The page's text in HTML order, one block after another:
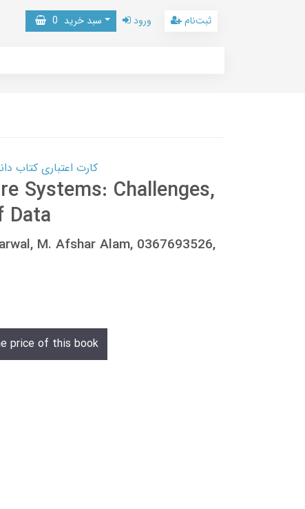
سبد خرید 0 ورود ثبت‌نام
کارت اعتباری کتاب دانلود با 10,000,000 اعتبار دانلود
Systems: Challenges,
Data
M. Afshar Alam, 0367693526,
price of this book